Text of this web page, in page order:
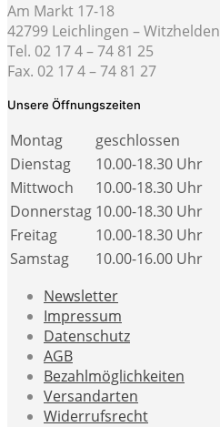
Am Markt 17-18
42799 Leichlingen – Witzhelden
Tel. 02 17 4 – 74 81 25
Fax. 02 17 4 – 74 81 27
Unsere Öffnungszeiten
Montag
geschlossen
Dienstag
10.00-18.30 Uhr
Mittwoch
10.00-18.30 Uhr
Donnerstag 10.00-18.30 Uhr
Freitag
10.00-18.30 Uhr
Samstag
10.00-16.00 Uhr
Newsletter
Impressum
Datenschutz
AGB
Bezahlmöglichkeiten
Versandarten
Widerrufsrecht